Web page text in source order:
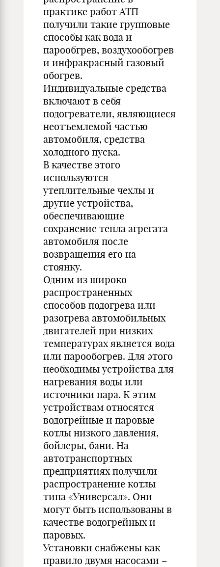
практике работ АТП
получили такие групповые
способы как вода и
парообгрев, воздухообогрев
и инфракрасный газовый
обогрев.
Индивидуальные средства
включают в себя
подогреватели, являющиеся
неотъемлемой частью
автомобиля, средства
холодного пуска.
В качестве этого
используются
утеплительные чехлы и
другие устройства,
обеспечивающие
сохранение тепла агрегата
автомобиля после
возвращения его на
стоянку.
Одним из широко
распространенных
способов подогрева или
разогрева автомобильных
двигателей при низких
температурах является вода
или парообогрев. Для этого
необходимы устройства для
нагревания воды или
источники пара. К этим
устройствам относятся
водогрейные и паровые
котлы низкого давления,
бойлеры, бани. На
автотранспортных
предприятиях получили
распространение котлы
типа «Универсал». Они
могут быть использованы в
качестве водогрейных и
паровых.
Установки снабжены как
правило двумя насосами –